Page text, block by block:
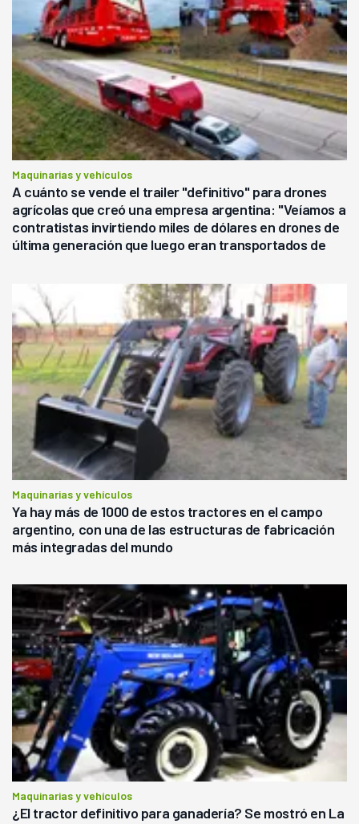
Maquinarias y vehículos
A cuánto se vende el trailer "definitivo" para drones
agrícolas que creó una empresa argentina: "Veíamos a
contratistas invirtiendo miles de dólares en drones de
última generación que luego eran transportados de
Maquinarias y vehículos
Ya hay más de 1000 de estos tractores en el campo
argentino, con una de las estructuras de fabricación
más integradas del mundo
Maquinarias y vehículos
¿El tractor definitivo para ganadería? Se mostró en La